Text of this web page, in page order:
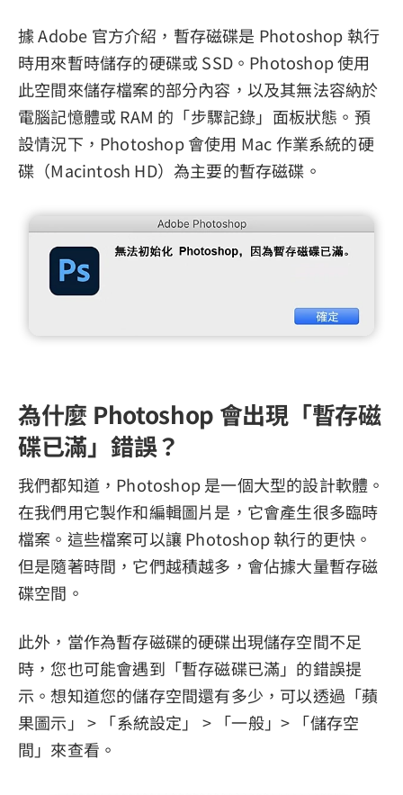
據 Adobe 官方介紹，暫存磁碟是 Photoshop 執行
時用來暫時儲存的硬碟或 SSD。Photoshop 使用
此空間來儲存檔案的部分內容，以及其無法容納於
電腦記憶體或 RAM 的「步驟記錄」面板狀態。預
設情況下，Photoshop 會使用 Mac 作業系統的硬
碟（Macintosh HD）為主要的暫存磁碟。
為什麼 Photoshop 會出現「暫存磁
碟已滿」錯誤？
我們都知道，Photoshop 是一個大型的設計軟體。
在我們用它製作和編輯圖片是，它會產生很多臨時
檔案。這些檔案可以讓 Photoshop 執行的更快。
但是隨著時間，它們越積越多，會佔據大量暫存磁
碟空間。
此外，當作為暫存磁碟的硬碟出現儲存空間不足
時，您也可能會遇到「暫存磁碟已滿」的錯誤提
示。想知道您的儲存空間還有多少，可以透過「蘋
果圖示」 > 「系統設定」 > 「一般」> 「儲存空
間」來查看。